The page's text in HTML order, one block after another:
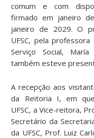
comum e com
firmado em janeiro
janeiro de 2029. O
UFSC, pela
Serviço Social,
também esteve
A recepção aos
da Reitoria I, em
UFSC, a Vice-reitora,
Secretário da
da UFSC, Prof. Luiz